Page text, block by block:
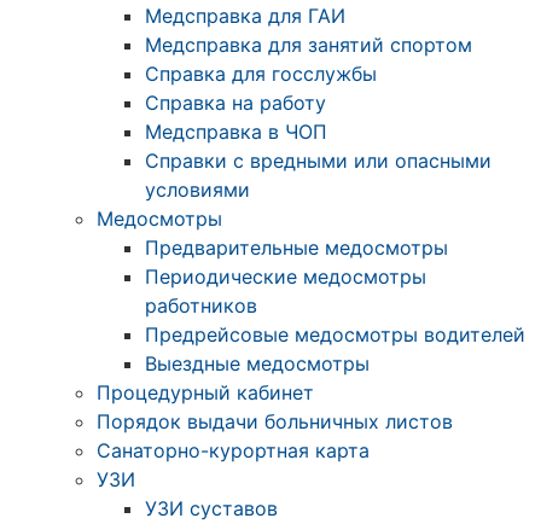
Медсправка для ГАИ
Медсправка для занятий спортом
Справка для госслужбы
Справка на работу
Медсправка в ЧОП
Справки с вредными или опасными
условиями
Медосмотры
Предварительные медосмотры
Периодические медосмотры
работников
Предрейсовые медосмотры водителей
Выездные медосмотры
Процедурный кабинет
Порядок выдачи больничных листов
Санаторно-курортная карта
УЗИ
УЗИ суставов